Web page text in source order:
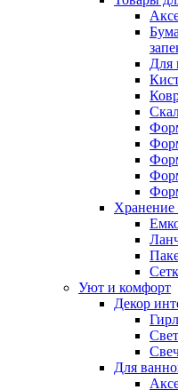
Для
Хранение
Уют и комфорт
Декор
Для